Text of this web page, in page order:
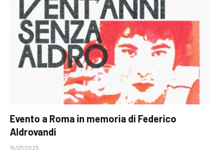
Evento a Roma in memoria di Federico
Aldrovandi
15/07/2025